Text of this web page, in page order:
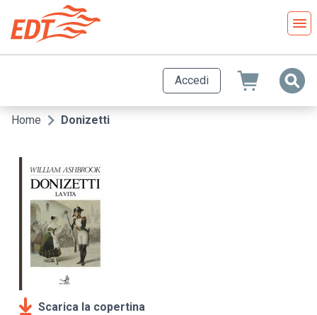
contenuto
principale
Accedi
Briciole
pane
Home Donizetti
Scarica la copertina